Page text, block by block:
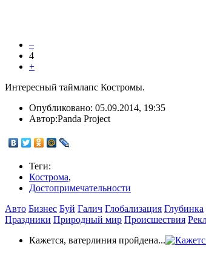
–
4
+
Интересный таймлапс Костромы.
Опубликовано: 05.09.2014, 19:35
Автор:Panda Project
Теги:
Кострома,
Достопримечательности
Авто Бизнес Буй Галич Глобализация Глубинка
Праздники Природный мир Происшествия
Кажется, ватерлиния пройдена...